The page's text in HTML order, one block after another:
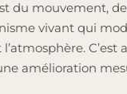
du mouvement,
vivant qui
C’est
amélioration